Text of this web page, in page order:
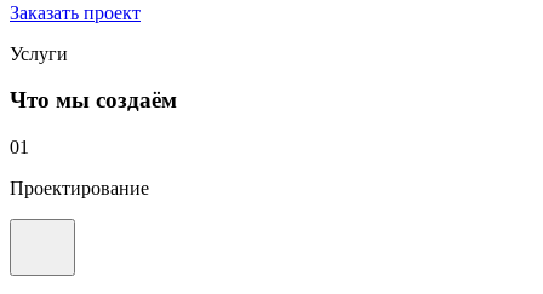
Заказать проект
Услуги
Что мы создаём
01
Проектирование